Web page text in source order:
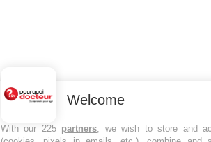
Welcome
With our 225 partners, we wish to store and